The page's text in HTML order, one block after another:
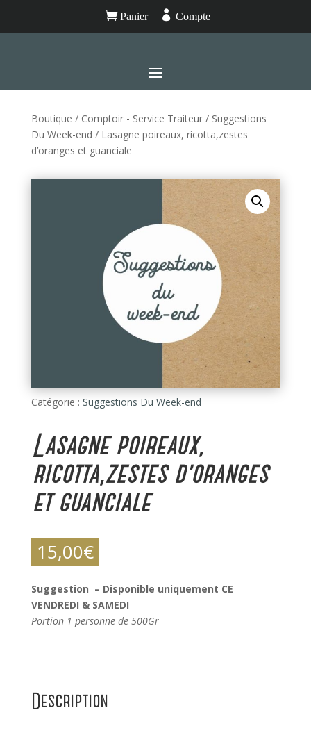
Panier  Compte
Boutique / Comptoir - Service Traiteur/ Suggestions
Du Week-end / Lasagne poireaux, ricotta,zestes
d’oranges et guanciale
Catégorie : Suggestions Du Week-end
Lasagne poireaux,
ricotta,zestes d’oranges
et guanciale
15,00€
Suggestion – Disponible uniquement CE
VENDREDI & SAMEDI
Portion 1 personne de 500Gr
Description